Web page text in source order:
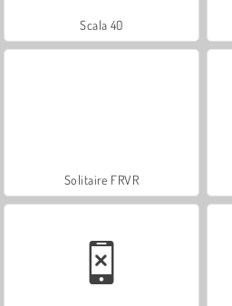
Scala 40
Solitaire FRVR